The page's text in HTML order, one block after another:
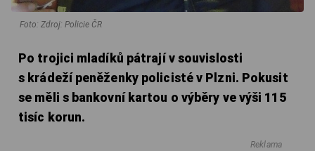
Foto: Zdroj: Policie ČR
Po trojici mladíků pátrají v souvislosti
s krádeží peněženky policisté v Plzni. Pokusit
se měli s bankovní kartou o výběry ve výši 115
tisíc korun.
Reklama